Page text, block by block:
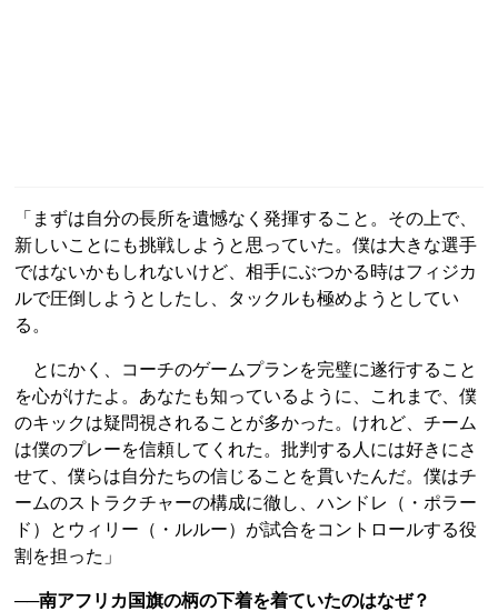
「まずは自分の長所を遺憾なく発揮すること。その上で、
新しいことにも挑戦しようと思っていた。僕は大きな選手
ではないかもしれないけど、相手にぶつかる時はフィジカ
ルで圧倒しようとしたし、タックルも極めようとしてい
る。
とにかく、コーチのゲームプランを完璧に遂行すること
を心がけたよ。あなたも知っているように、これまで、僕
のキックは疑問視されることが多かった。けれど、チーム
は僕のプレーを信頼してくれた。批判する人には好きにさ
せて、僕らは自分たちの信じることを貫いたんだ。僕はチ
ームのストラクチャーの構成に徹し、ハンドレ（・ポラー
ド）とウィリー（・ルルー）が試合をコントロールする役
割を担った」
──南アフリカ国旗の柄の下着を着ていたのはなぜ？